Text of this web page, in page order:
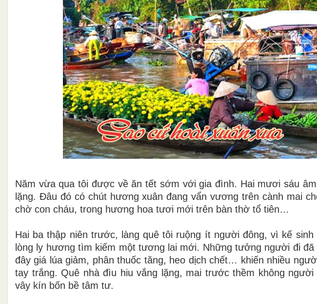
Năm vừa qua tôi được về ăn tết sớm với gia đình. Hai mươi sáu
lặng. Đâu đó có chút hương xuân đang vẩn vương trên cành mai
chờ con cháu, trong hương hoa tươi mới trên bàn thờ tổ tiên…
Hai ba thập niên trước, làng quê tôi ruộng ít người đông, vì kế
lòng ly hương tìm kiếm một tương lai mới. Những tưởng người đi
đây giá lúa giảm, phân thuốc tăng, heo dịch chết… khiến nhiều
tay trắng. Quê nhà đìu hiu vắng lặng, mai trước thềm không
vây kín bốn bề tâm tư.